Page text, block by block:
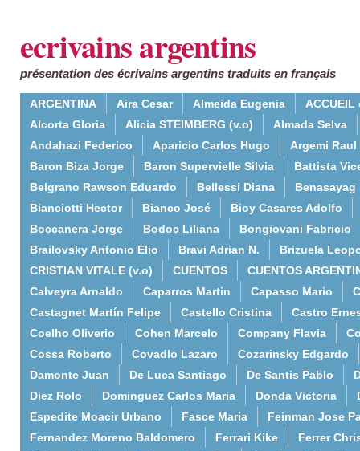
ecrivains argentins
présentation des écrivains argentins traduits en français
ARGENTINA Aira Cesar Almeida Eugenia
ACCUEIL
Alcorta Gloria
Alicia STEIMBERG (v.o)
Almada Selva
Andahazi Federico
Aparicio Carlos Hugo
Argemi Raul
Baron Biza Jorge
Baron Supervielle Silvia
Battista
Belgrano Rawson Eduardo
Bellessi Diana
Benasayag
Bianciotti Hector
Bianco José
Bioy Casares Adolfo
Boccanera Jorge
Bodoc Liliana
Bongiovani Fabricio
Brailovsky Antonio Elio
Bravi Adrian N.
Brizuela
CRISTIAN VITALE (v.o)
CUENTOS
CUENTOS
Calveyra Arnaldo
Caparros Martin Capasso Mario
Castagnet Martín Felipe
Castello Cristina
Castro
Coelho Oliverio
Cohen Marcelo Company Flavia
Cossa Roberto
Covadlo Lazaro
Cozarinsky Edgardo
Damonte Juan
De Luca Santiago De Santis Pablo
Diez Rolo
Dominguez Carlos Maria Donda Victoria
Espedite Moacir Urbano
Fasce Maria
Feinman Jose
Fernandez Moreno Baldomero
Ferrari Kike
Ferrer